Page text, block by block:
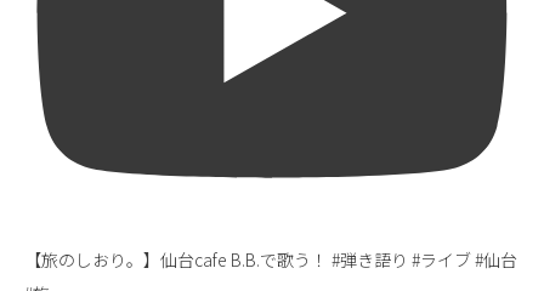
【旅のしおり。】仙台cafe B.B.で歌う！ #弾き語り #ライブ #仙台